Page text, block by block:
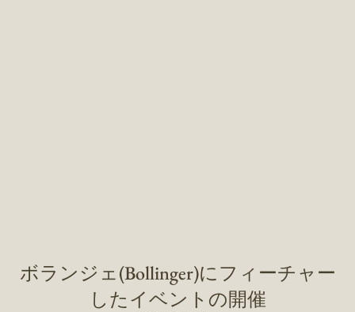
ボランジェ(Bollinger)にフィーチャー
したイベントの開催